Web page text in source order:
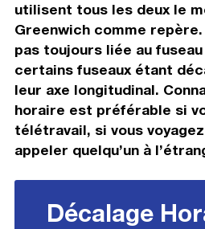
utilisent tous les deux le
Greenwich comme
pas toujours liée au
certains fuseaux étant
leur axe longitudinal.
horaire est préférable si
télétravail, si vous
appeler quelqu’un à
Décalage